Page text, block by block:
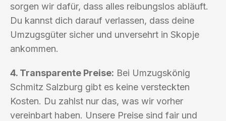
sorgen wir dafür, dass alles reibungslos abläuft.
Du kannst dich darauf verlassen, dass deine
Umzugsgüter sicher und unversehrt in Skopje
ankommen.
4. Transparente Preise: Bei Umzugskönig
Schmitz Salzburg gibt es keine versteckten
Kosten. Du zahlst nur das, was wir vorher
vereinbart haben. Unsere Preise sind fair und